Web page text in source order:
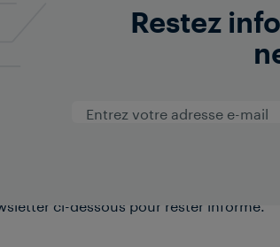
à notre
ci-dessous pour rester informé.
Restez